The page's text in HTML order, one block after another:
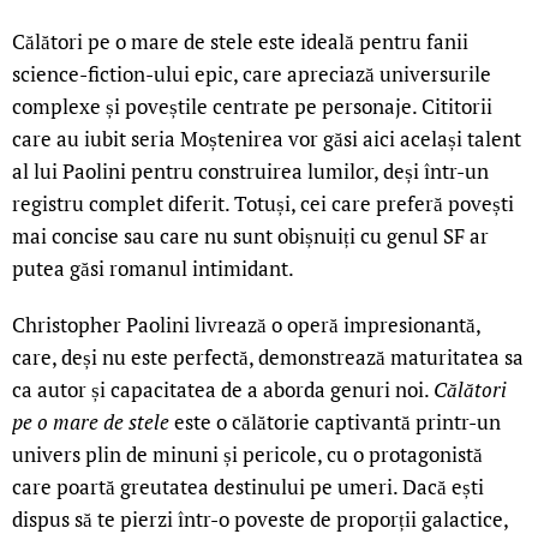
Călători pe o mare de stele este ideală pentru fanii
science-fiction-ului epic, care apreciază universurile
complexe și poveștile centrate pe personaje. Cititorii
care au iubit seria Moștenirea vor găsi aici același talent
al lui Paolini pentru construirea lumilor, deși într-un
registru complet diferit. Totuși, cei care preferă povești
mai concise sau care nu sunt obișnuiți cu genul SF ar
putea găsi romanul intimidant.
Christopher Paolini livrează o operă impresionantă,
care, deși nu este perfectă, demonstrează maturitatea sa
ca autor și capacitatea de a aborda genuri noi. Călători
pe o mare de steleeste o călătorie captivantă printr-un
univers plin de minuni și pericole, cu o protagonistă
care poartă greutatea destinului pe umeri. Dacă ești
dispus să te pierzi într-o poveste de proporții galactice,